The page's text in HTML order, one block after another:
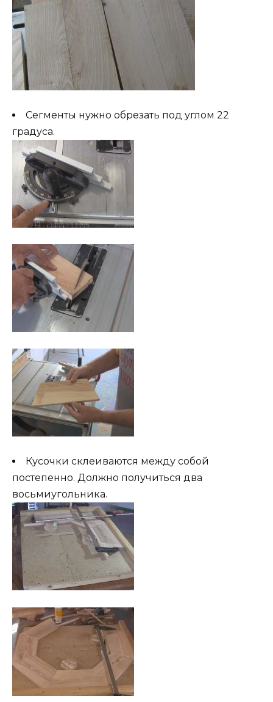
Сегменты нужно обрезать под углом 22
градуса.
Кусочки склеиваются между собой
постепенно. Должно получиться два
восьмиугольника.